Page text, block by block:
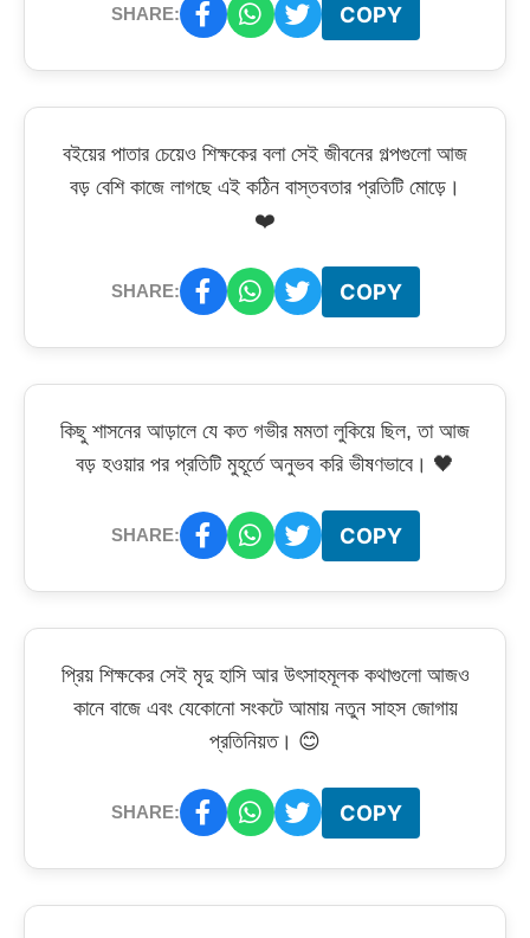
SHARE: COPY
বইয়ের পাতার চেয়েও শিক্ষকের বলা সেই জীবনের গল্পগুলো আজ
বড় বেশি কাজে লাগছে এই কঠিন বাস্তবতার প্রতিটি মোড়ে।
❤️
SHARE: COPY
কিছু শাসনের আড়ালে যে কত গভীর মমতা লুকিয়ে ছিল, তা আজ
বড় হওয়ার পর প্রতিটি মুহূর্তে অনুভব করি ভীষণভাবে। 🖤
SHARE: COPY
প্রিয় শিক্ষকের সেই মৃদু হাসি আর উৎসাহমূলক কথাগুলো আজও
কানে বাজে এবং যেকোনো সংকটে আমায় নতুন সাহস জোগায়
প্রতিনিয়ত। 😊
SHARE: COPY